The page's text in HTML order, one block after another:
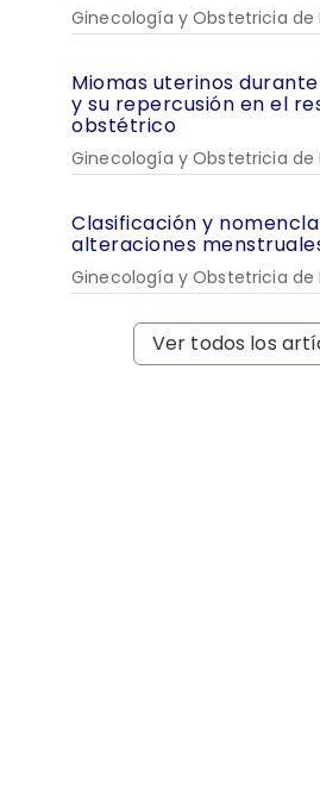
Ginecología y Obstetricia de
Miomas uterinos
y su repercusión en el
obstétrico
Ginecología y Obstetricia de
Clasificación y
alteraciones
Ginecología y Obstetricia de
Ver todos los